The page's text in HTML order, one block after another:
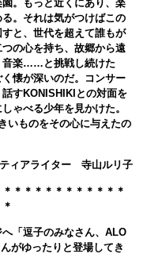
。もっと近くにあり、楽
。それは気がつけばこの
と、世代を超えて誰もが
の心を持ち、故郷から遠
音楽……と挑戦し続けた
懐が深いのだ。コンサー
すKONISHIKIとの対面を
ゃべる少年を見かけた。
いものをその心に与えたの
ィアライター 寺山ルリ子
＊＊＊＊＊＊＊＊＊＊＊
「逗子のみなさん、ALO
がゆったりと登場してき